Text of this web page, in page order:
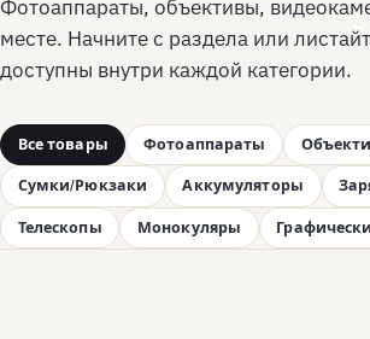
Фотоаппараты, объективы,
месте. Начните с раздела или
доступны внутри каждой категории.
Все товары Фотоаппараты
Сумки/Рюкзаки Аккумуляторы
Телескопы Монокуляры